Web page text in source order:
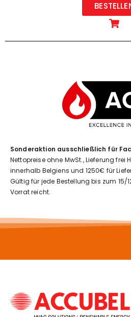
Sonderaktion ausschließlich für
Nettopreise ohne MwSt., Lieferung
innerhalb Belgiens und 1250€ für
Gültig für jede Bestellung bis zum 15/
Vorrat reicht.